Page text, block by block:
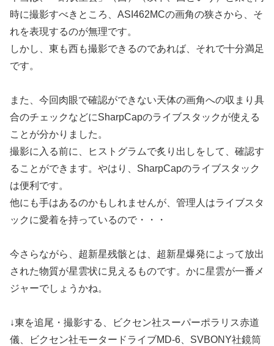
時に撮影すべきところ、ASI462MCの画角の狭さから、そ
れを表現するのが無理です。
しかし、東も西も撮影できるのであれば、それで十分満足
です。
また、今回肉眼で確認ができない天体の画角への収まり具
合のチェックなどにSharpCapのライブスタックが使える
ことが分かりました。
撮影に入る前に、ヒストグラムで炙り出しをして、確認す
ることができます。やはり、SharpCapのライブスタック
は便利です。
他にも手はあるのかもしれませんが、管理人はライブスタ
ックに愛着を持っているので・・・
今さらながら、超新星残骸とは、超新星爆発によって放出
された物質が星雲状に見えるものです。かに星雲が一番メ
ジャーでしょうかね。
↓東を追尾・撮影する、ビクセン社スーパーポラリス赤道
儀、ビクセン社モータードライブMD-6、SVBONY社鏡筒